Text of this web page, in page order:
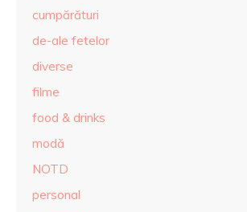
cumpărături
de-ale fetelor
diverse
filme
food & drinks
modă
NOTD
personal